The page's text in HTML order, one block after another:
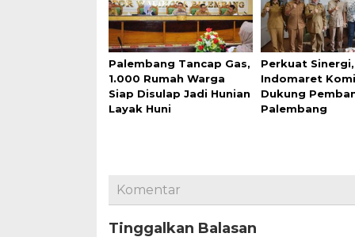
Palembang Tancap Gas,
1.000 Rumah Warga
Siap Disulap Jadi Hunian
Layak Huni
Perkuat Sinergi,
Indomaret
Dukung
Palembang
Komentar
Tinggalkan Balasan